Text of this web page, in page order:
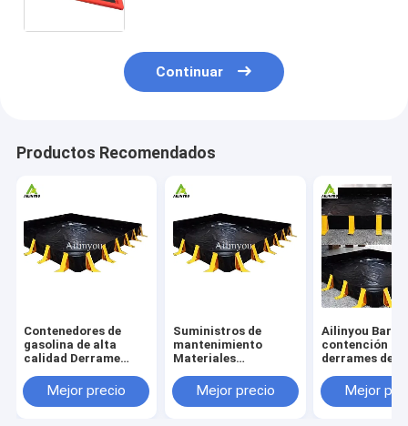
Continuar
Productos Recomendados
Contenedores de
gasolina de alta
calidad Derrame
evitar fugas para
tanque IBC
Mejor precio
Suministros de
mantenimiento
Materiales
transportar
Protección contra
Mejor precio
Ailinyou
contención de
derrames de
calidad para
la fuga de
Mejor